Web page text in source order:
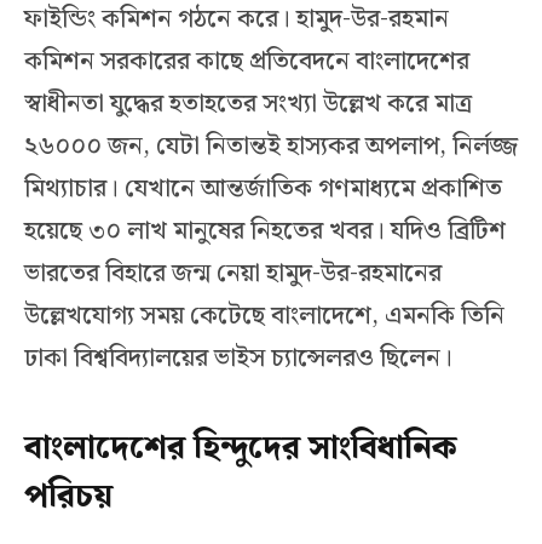
ফাইন্ডিং কমিশন গঠনে করে। হামুদ-উর-রহমান
কমিশন সরকারের কাছে প্রতিবেদনে বাংলাদেশের
স্বাধীনতা যুদ্ধের হতাহতের সংখ্যা উল্লেখ করে মাত্র
২৬০০০ জন, যেটা নিতান্তই হাস্যকর অপলাপ, নির্লজ্জ
মিথ্যাচার। যেখানে আন্তর্জাতিক গণমাধ্যমে প্রকাশিত
হয়েছে ৩০ লাখ মানুষের নিহতের খবর। যদিও ব্রিটিশ
ভারতের বিহারে জন্ম নেয়া হামুদ-উর-রহমানের
উল্লেখযোগ্য সময় কেটেছে বাংলাদেশে, এমনকি তিনি
ঢাকা বিশ্ববিদ্যালয়ের ভাইস চ্যান্সেলরও ছিলেন।
বাংলাদেশের হিন্দুদের সাংবিধানিক
পরিচয়